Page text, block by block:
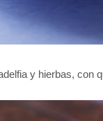
y hierbas, con